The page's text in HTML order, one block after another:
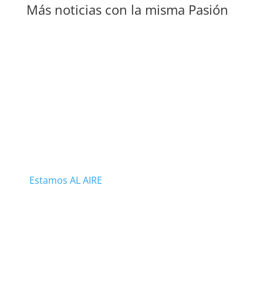
Más noticias con la misma Pasión
Estamos AL AIRE